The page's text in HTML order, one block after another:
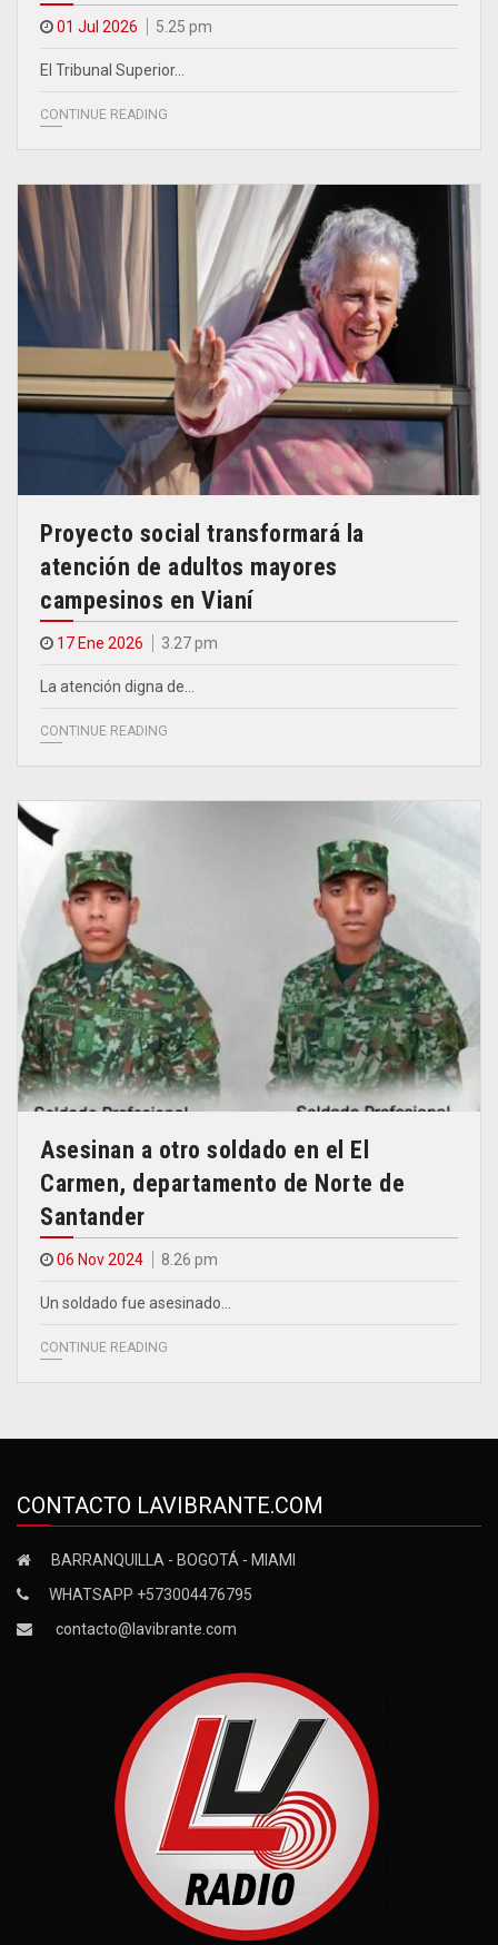
01 Jul 2026 5.25 pm
El Tribunal Superior…
CONTINUE READING
Proyecto social transformará la
atención de adultos mayores
campesinos en Vianí
17 Ene 2026 3.27 pm
La atención digna de…
CONTINUE READING
Asesinan a otro soldado en el El
Carmen, departamento de Norte de
Santander
06 Nov 2024 8.26 pm
Un soldado fue asesinado…
CONTINUE READING
CONTACTO LAVIBRANTE.COM
BARRANQUILLA - BOGOTÁ - MIAMI
WHATSAPP +573004476795
contacto@lavibrante.com